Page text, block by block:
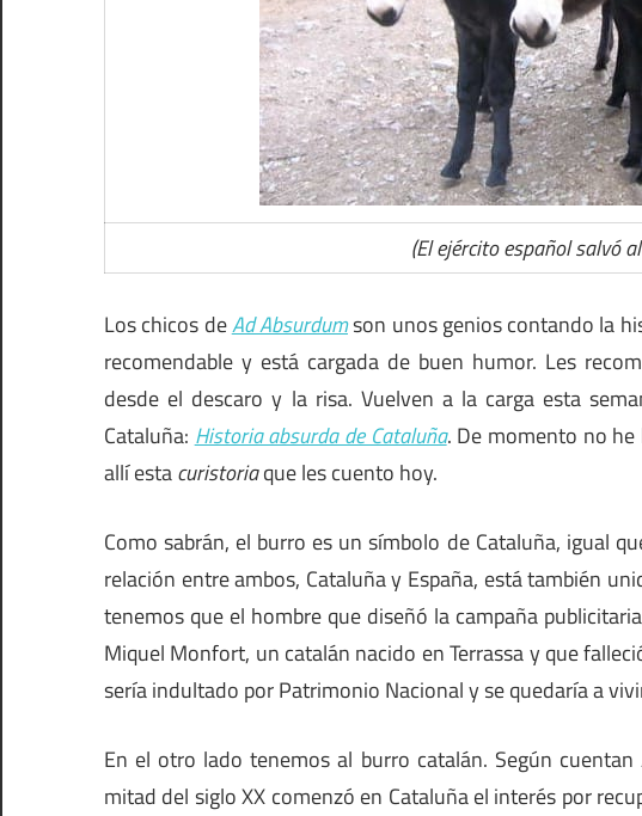
(El ejército español salvó
Los chicos deAd Absurdumson unos genios contando la
recomendable y está cargada de buen humor. Les
desde el descaro y la risa. Vuelven a la carga esta
Cataluña: Historia absurda de Cataluña. De momento no
allí estacuristoriaque les cuento hoy.
Como sabrán, el burro es un símbolo de Cataluña, igual
relación entre ambos, Cataluña y España, está también
tenemos que el hombre que diseñó la campaña
Miquel Monfort, un catalán nacido en Terrassa y que
sería indultado por Patrimonio Nacional y se quedaría a
En el otro lado tenemos al burro catalán. Según cuentan
mitad del siglo XX comenzó en Cataluña el interés por